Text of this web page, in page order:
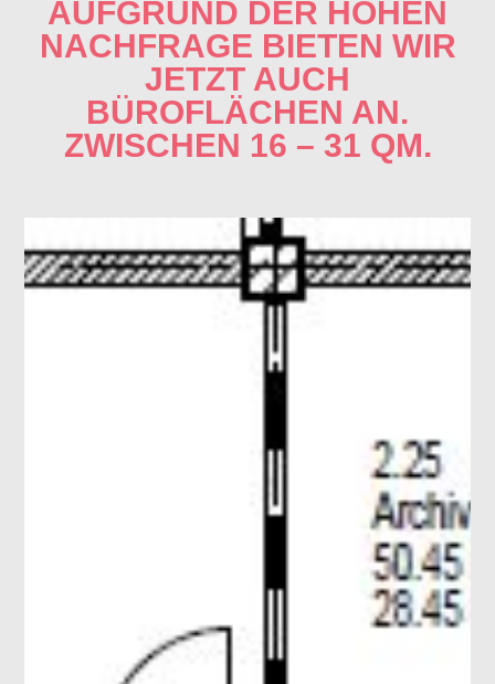
AUFGRUND DER HOHEN
NACHFRAGE BIETEN WIR
JETZT AUCH
BÜROFLÄCHEN AN.
ZWISCHEN 16 – 31 QM.